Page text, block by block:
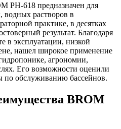
PH-618 предназначен для
водных растворов в
практике, в десятках
результат. Благодаря
в эксплуатации, низкой
нашел широкое применение
агрономии,
Его возможности оценили
по обслуживанию бассейнов.
BROM